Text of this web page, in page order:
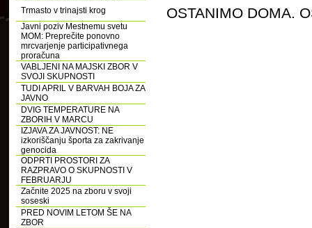
Trmasto v trinajsti krog
Javni poziv Mestnemu svetu
MOM: Preprečite ponovno
mrcvarjenje participativnega
proračuna
VABLJENI NA MAJSKI ZBOR V
SVOJI SKUPNOSTI
TUDI APRIL V BARVAH BOJA ZA
JAVNO
DVIG TEMPERATURE NA
ZBORIH V MARCU
IZJAVA ZA JAVNOST: NE
izkoriščanju športa za zakrivanje
genocida
ODPRTI PROSTORI ZA
RAZPRAVO O SKUPNOSTI V
FEBRUARJU
Začnite 2025 na zboru v svoji
soseski
PRED NOVIM LETOM ŠE NA
ZBOR
OSTANIMO DOMA.